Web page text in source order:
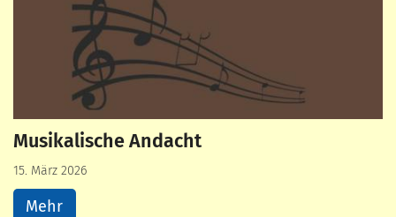
Musikalische Andacht
15. März 2026
Mehr